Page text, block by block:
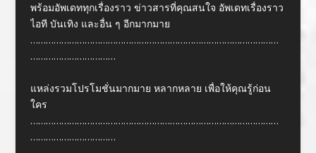
พร้อมอัพเดททุกเรื่องราว ข่าวสารที่คุณสนใจ อัพเดทเรื่องราว
ไอที บันเทิง และอื่น ๆ อีกมากมาย
……………………………………………………………………………………
……………………………
แหล่งรวมโปรโมชั่นมากมาย หลากหลาย เพื่อให้คุณรู้ก่อน
ใคร
……………………………………………………………………………………
……………………………